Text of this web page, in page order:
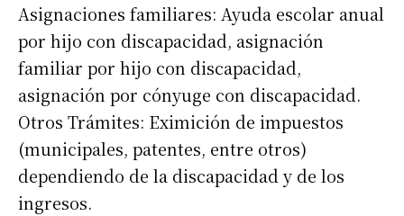
Asignaciones familiares: Ayuda escolar anual
por hijo con discapacidad, asignación
familiar por hijo con discapacidad,
asignación por cónyuge con discapacidad.
Otros Trámites: Eximición de impuestos
(municipales, patentes, entre otros)
dependiendo de la discapacidad y de los
ingresos.